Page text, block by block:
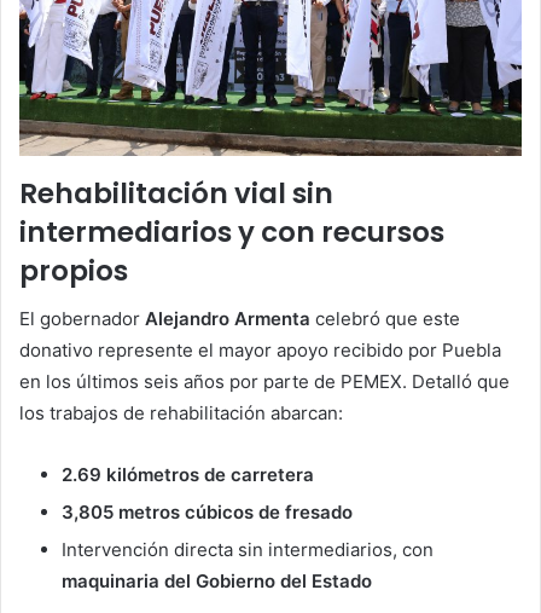
Rehabilitación vial sin
intermediarios y con recursos
propios
El gobernador Alejandro Armenta celebró que este
donativo represente el mayor apoyo recibido por Puebla
en los últimos seis años por parte de PEMEX. Detalló que
los trabajos de rehabilitación abarcan:
2.69 kilómetros de carretera
3,805 metros cúbicos de fresado
Intervención directa sin intermediarios, con
maquinaria del Gobierno del Estado